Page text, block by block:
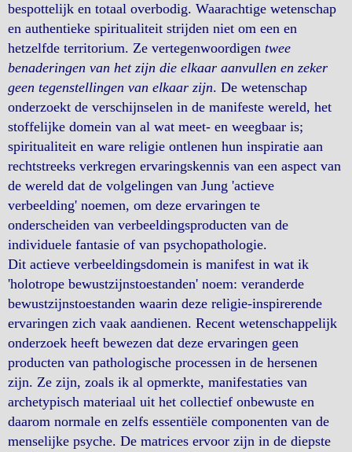
bespottelijk en totaal overbodig. Waarachtige wetenschap
en authentieke spiritualiteit strijden niet om een en
hetzelfde territorium. Ze vertegenwoordigen twee
benaderingen van het zijn die elkaar aanvullen en zeker
geen tegenstellingen van elkaar zijn. De wetenschap
onderzoekt de verschijnselen in de manifeste wereld, het
stoffelijke domein van al wat meet- en weegbaar is;
spiritualiteit en ware religie ontlenen hun inspiratie aan
rechtstreeks verkregen ervaringskennis van een aspect van
de wereld dat de volgelingen van Jung 'actieve
verbeelding' noemen, om deze ervaringen te
onderscheiden van verbeeldingsproducten van de
individuele fantasie of van psychopathologie.
Dit actieve verbeeldingsdomein is manifest in wat ik
'holotrope bewustzijnstoestanden' noem: veranderde
bewustzijnstoestanden waarin deze religie-inspirerende
ervaringen zich vaak aandienen. Recent wetenschappelijk
onderzoek heeft bewezen dat deze ervaringen geen
producten van pathologische processen in de hersenen
zijn. Ze zijn, zoals ik al opmerkte, manifestaties van
archetypisch materiaal uit het collectief onbewuste en
daarom normale en zelfs essentiële componenten van de
menselijke psyche. De matrices ervoor zijn in de diepste